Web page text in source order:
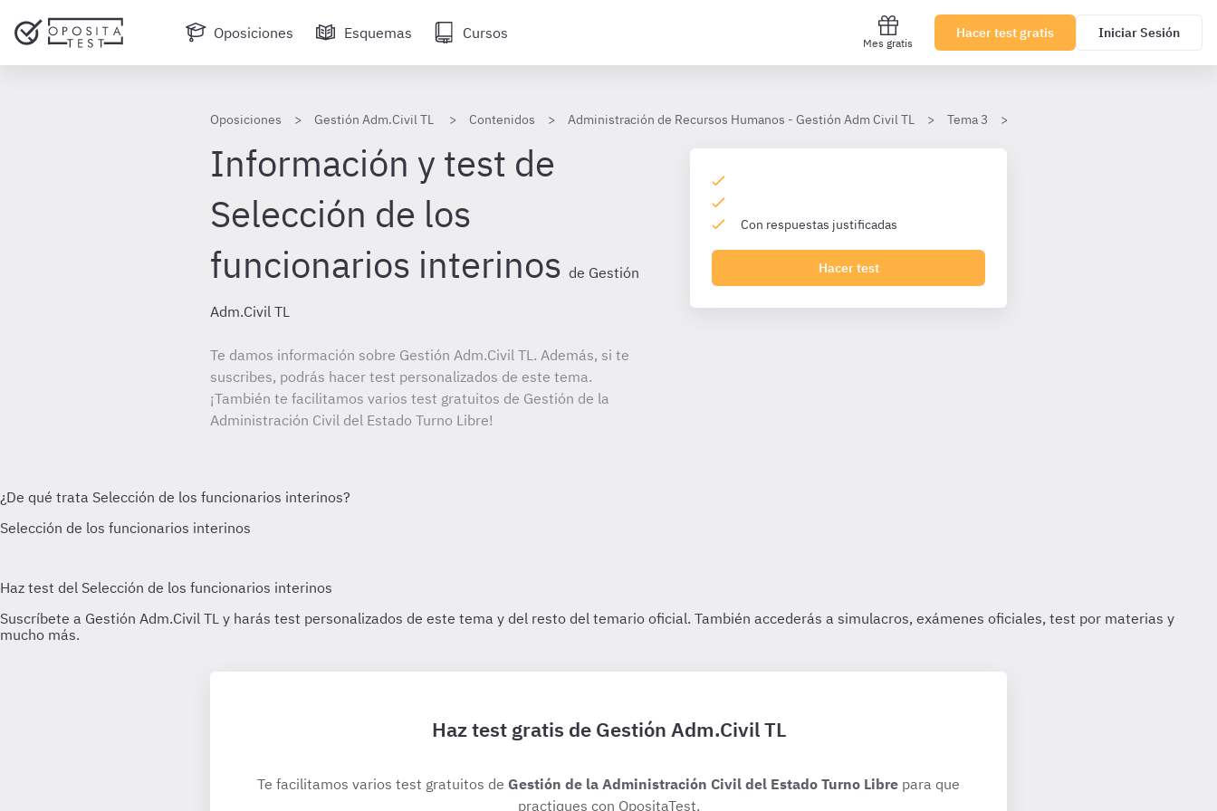
Oposiciones Esquemas Cursos
Mes gratis
Hacer test gratis Iniciar Sesión
Oposiciones Gestión Adm.Civil TL Contenidos Administración de Recursos Humanos - Gestión Adm Civil TL Tema 3
Información y test de
Selección de los
funcionarios interinos de Gestión
Adm.Civil TL
Te damos información sobre Gestión Adm.Civil TL. Además, si te
suscribes, podrás hacer test personalizados de este tema.
¡También te facilitamos varios test gratuitos de Gestión de la
Administración Civil del Estado Turno Libre!
Con respuestas justificadas
Hacer test
Haz test gratis de Gestión Adm.Civil TL
Te facilitamos varios test gratuitos de Gestión de la Administración Civil del Estado Turno Libre para que
practiques con OpositaTest.